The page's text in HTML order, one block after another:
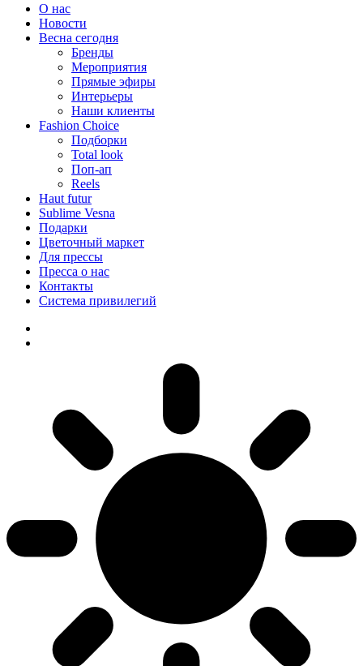
О нас
Новости
Весна сегодня
Бренды
Меро­приятия
Прямые эфиры
Интерьеры
Наши клиенты
Fashion Choice
Подборки
Total look
Поп-ап
Reels
Haut futur
Sublime Vesna
Подарки
Цветочный маркет
Для прессы
Пресса о нас
Контакты
Система привилегий